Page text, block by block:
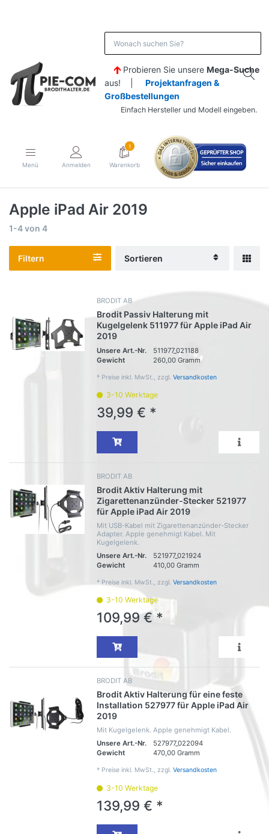
Probieren Sie unsere Mega-Suche
aus! | Projektanfragen &
Großbestellungen
Einfach Hersteller und Modell eingeben.
Menü Anmelden
1
Warenkorb
Apple iPad Air 2019
1-4von 4
Filtern Sortieren
BRODIT AB
Brodit Passiv Halterung mit
Kugelgelenk 511977 für Apple iPad Air
2019
Unsere Art.-Nr.
511977_021188
Gewicht
260,00 Gramm
* Preise inkl. MwSt., zzgl. Versandkosten
3-10 Werktage
39,99 € *
BRODIT AB
Brodit Aktiv Halterung mit
Zigarettenanzünder-Stecker 521977
für Apple iPad Air 2019
Mit USB-Kabel mit Zigarettenanzünder-Stecker
Adapter. Apple genehmigt Kabel. Mit
Kugelgelenk.
Unsere Art.-Nr.
521977_021924
Gewicht
410,00 Gramm
* Preise inkl. MwSt., zzgl. Versandkosten
3-10 Werktage
109,99 € *
BRODIT AB
Brodit Aktiv Halterung für eine feste
Installation 527977 für Apple iPad Air
2019
Mit Kugelgelenk. Apple genehmigt Kabel.
Unsere Art.-Nr.
527977_022094
Gewicht
470,00 Gramm
* Preise inkl. MwSt., zzgl. Versandkosten
3-10 Werktage
139,99 € *